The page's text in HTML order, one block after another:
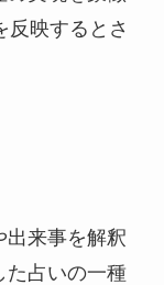
反映するとさ
出来事を解釈
た占いの一種